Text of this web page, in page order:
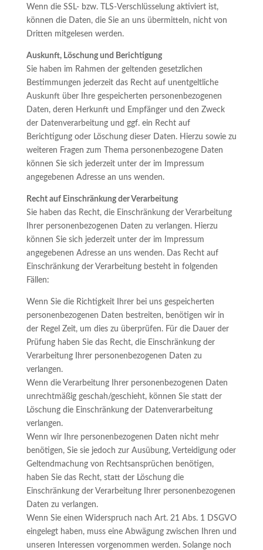
Wenn die SSL- bzw. TLS-Verschlüsselung aktiviert ist,
können die Daten, die Sie an uns übermitteln, nicht von
Dritten mitgelesen werden.
Auskunft, Löschung und Berichtigung
Sie haben im Rahmen der geltenden gesetzlichen
Bestimmungen jederzeit das Recht auf unentgeltliche
Auskunft über Ihre gespeicherten personenbezogenen
Daten, deren Herkunft und Empfänger und den Zweck
der Datenverarbeitung und ggf. ein Recht auf
Berichtigung oder Löschung dieser Daten. Hierzu sowie zu
weiteren Fragen zum Thema personenbezogene Daten
können Sie sich jederzeit unter der im Impressum
angegebenen Adresse an uns wenden.
Recht auf Einschränkung der Verarbeitung
Sie haben das Recht, die Einschränkung der Verarbeitung
Ihrer personenbezogenen Daten zu verlangen. Hierzu
können Sie sich jederzeit unter der im Impressum
angegebenen Adresse an uns wenden. Das Recht auf
Einschränkung der Verarbeitung besteht in folgenden
Fällen:
Wenn Sie die Richtigkeit Ihrer bei uns gespeicherten
personenbezogenen Daten bestreiten, benötigen wir in
der Regel Zeit, um dies zu überprüfen. Für die Dauer der
Prüfung haben Sie das Recht, die Einschränkung der
Verarbeitung Ihrer personenbezogenen Daten zu
verlangen.
Wenn die Verarbeitung Ihrer personenbezogenen Daten
unrechtmäßig geschah/geschieht, können Sie statt der
Löschung die Einschränkung der Datenverarbeitung
verlangen.
Wenn wir Ihre personenbezogenen Daten nicht mehr
benötigen, Sie sie jedoch zur Ausübung, Verteidigung oder
Geltendmachung von Rechtsansprüchen benötigen,
haben Sie das Recht, statt der Löschung die
Einschränkung der Verarbeitung Ihrer personenbezogenen
Daten zu verlangen.
Wenn Sie einen Widerspruch nach Art. 21 Abs. 1 DSGVO
eingelegt haben, muss eine Abwägung zwischen Ihren und
unseren Interessen vorgenommen werden. Solange noch